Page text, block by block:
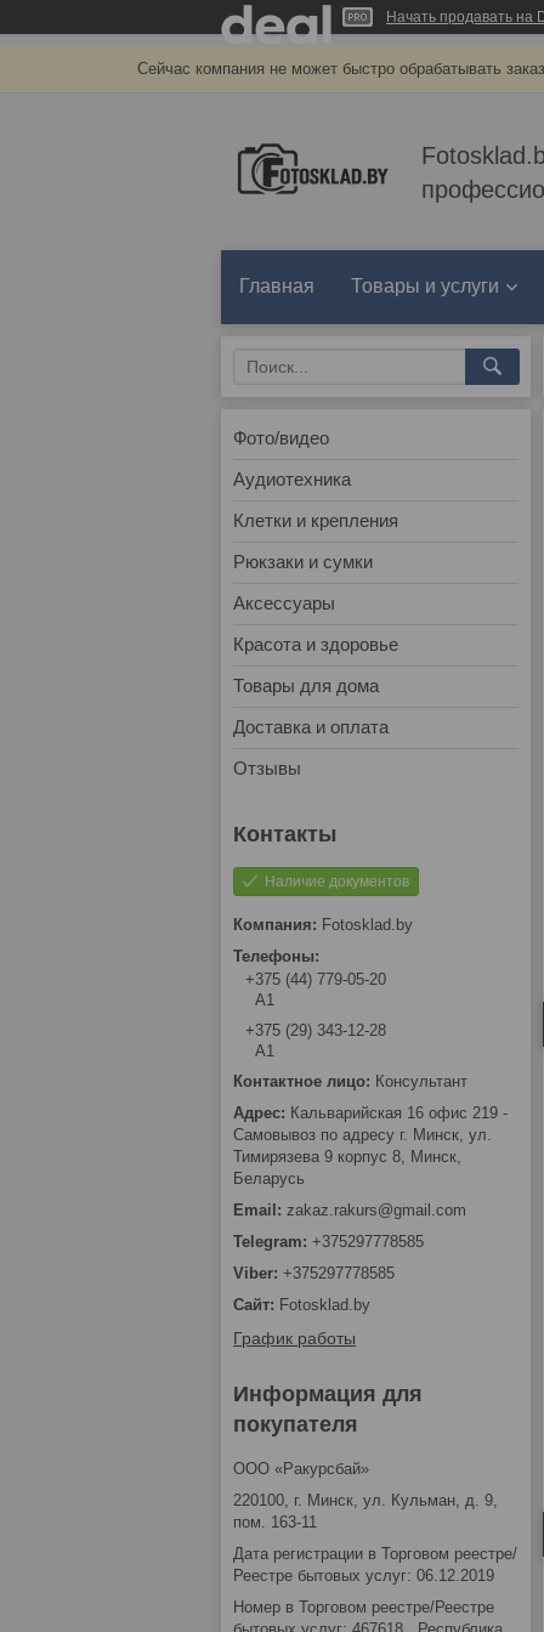
Начать продавать на
Сейчас компания не может быстро обрабатывать
Главная Товары и услуги
Фото/видео
Аудиотехника
Клетки и крепления
Рюкзаки и сумки
Аксессуары
Красота и здоровье
Товары для дома
Доставка и оплата
Отзывы
Наличие документов
Fotosklad.by
+375 (44) 779-05-20
А1
+375 (29) 343-12-28
А1
Консультант
Кальварийская 16 офис 219 -
Самовывоз по адресу г. Минск, ул.
Тимирязева 9 корпус 8, Минск,
Беларусь
zakaz.rakurs@gmail.com
+375297778585
+375297778585
Fotosklad.by
График работы
Информация для
покупателя
ООО «Ракурсбай»
220100, г. Минск, ул. Кульман, д. 9,
пом. 163-11
Дата регистрации в Торговом реестре/
Реестре бытовых услуг: 06.12.2019
Номер в Торговом реестре/Реестре